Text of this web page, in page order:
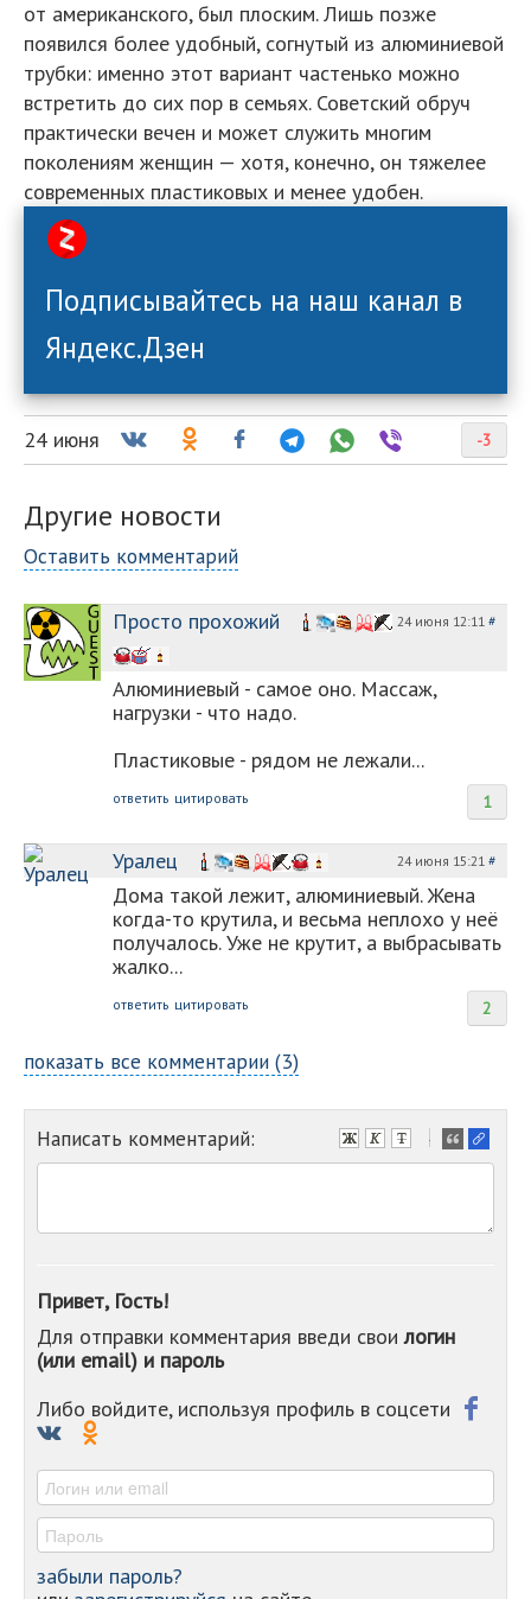
от американского, был плоским. Лишь позже
появился более удобный, согнутый из алюминиевой
трубки: именно этот вариант частенько можно
встретить до сих пор в семьях. Советский обруч
практически вечен и может служить многим
поколениям женщин — хотя, конечно, он тяжелее
современных пластиковых и менее удобен.
Подписывайтесь на наш канал в
Яндекс.Дзен
-3
24 июня
Другие новости
Оставить комментарий
Просто прохожий 24 июня 12:11 #
Алюминиевый - самое оно. Массаж,
нагрузки - что надо.
Пластиковые - рядом не лежали...
1
ответить цитировать
Уралец 24 июня 15:21 #
Дома такой лежит, алюминиевый. Жена
когда-то крутила, и весьма неплохо у неё
получалось. Уже не крутит, а выбрасывать
жалко...
2
ответить цитировать
показать все комментарии (3)
Написать комментарий:
-
-
-
-
-
Привет, Гость!
Для отправки комментария введи своилогин
(или email) и пароль
Либо войдите, используя профиль в соцсети
забыли пароль?